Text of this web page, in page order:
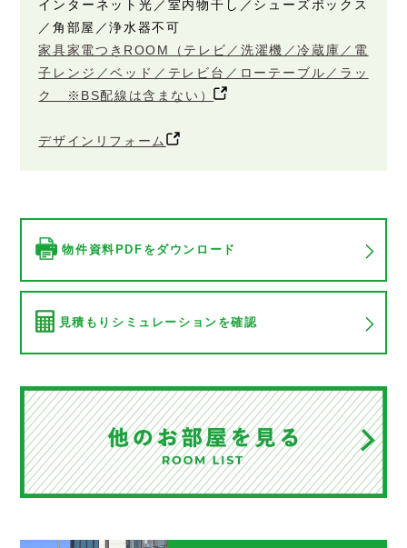
インターネット光／室内物干し／シューズボックス
／角部屋／浄水器不可
家具家電つきROOM（テレビ／洗濯機／冷蔵庫／電
子レンジ／ベッド／テレビ台／ローテーブル／ラッ
ク ※BS配線は含まない）
デザインリフォーム
物件資料PDFをダウンロード
見積もりシミュレーションを確認